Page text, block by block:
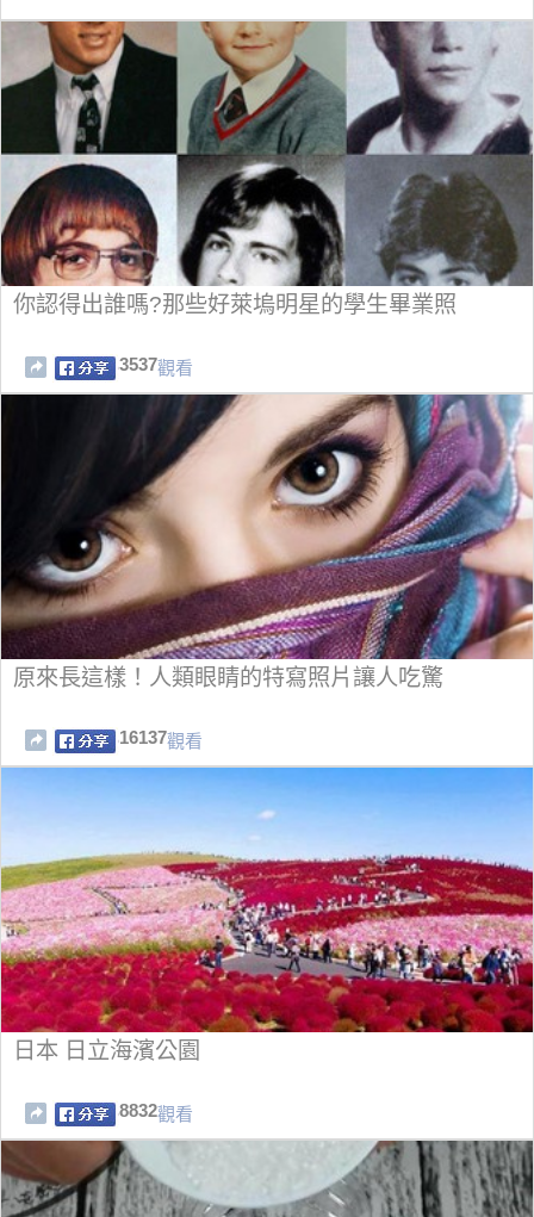
你認得出誰嗎?那些好萊塢明星的學生畢業照
3537觀看
原來長這樣！人類眼睛的特寫照片讓人吃驚
16137觀看
日本 日立海濱公園
8832觀看